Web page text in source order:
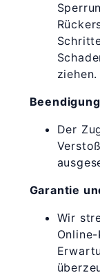
ziehen.
Beendigung
Der
Garantie
Wir